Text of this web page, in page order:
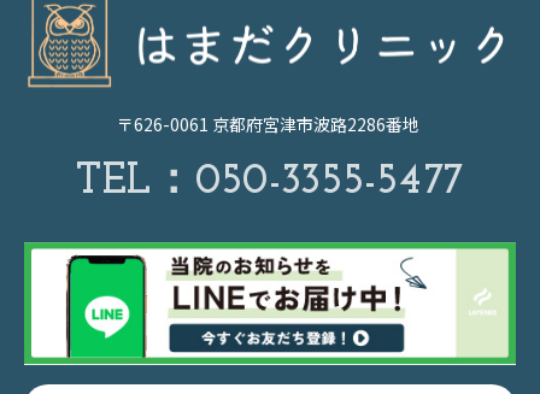
〒626-0061 京都府宮津市波路2286番地
TEL： 050-3355-5477